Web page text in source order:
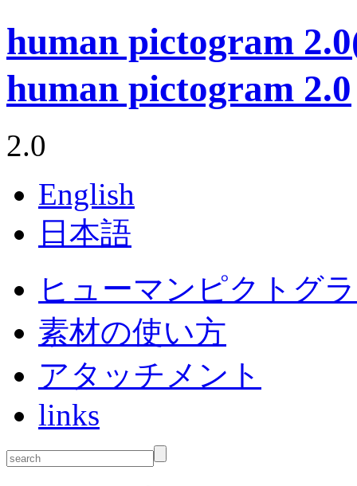
human pictogram
human pictogram 2.0
2.0
English
日本語
ヒューマンピクトグ
素材の使い方
アタッチメント
links